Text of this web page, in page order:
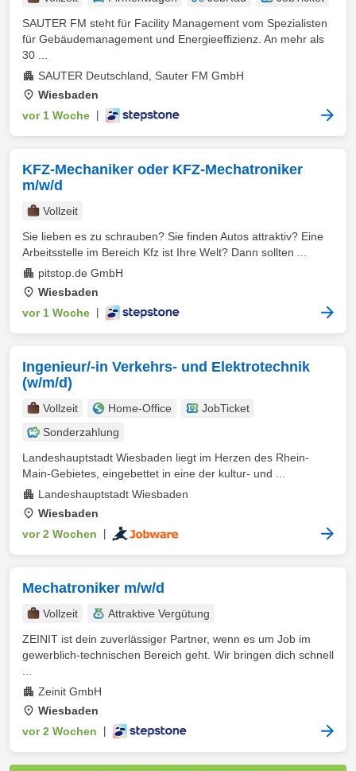
SAUTER FM steht für Facility Management vom Spezialisten
für Gebäudemanagement und Energieeffizienz. An mehr als
30 ...
SAUTER Deutschland, Sauter FM GmbH
Wiesbaden
vor 1 Woche
KFZ-Mechaniker oder KFZ-Mechatroniker
m/w/d
Vollzeit
Sie lieben es zu schrauben? Sie finden Autos attraktiv? Eine
Arbeitsstelle im Bereich Kfz ist Ihre Welt? Dann sollten ...
pitstop.de GmbH
Wiesbaden
vor 1 Woche
Ingenieur/-in Verkehrs- und Elektrotechnik
(w/m/d)
Vollzeit Home-Office
JobTicket
Sonderzahlung
Landeshauptstadt Wiesbaden liegt im Herzen des Rhein-
Main-Gebietes, eingebettet in eine der kultur- und ...
Landeshauptstadt Wiesbaden
Wiesbaden
vor 2 Wochen
Mechatroniker m/w/d
Vollzeit
Attraktive Vergütung
ZEINIT ist dein zuverlässiger Partner, wenn es um Job im
gewerblich-technischen Bereich geht. Wir bringen dich schnell
Zeinit GmbH
Wiesbaden
vor 2 Wochen